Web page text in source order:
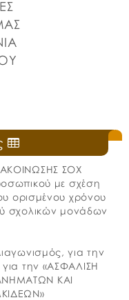
ΣΟΧ
με σχέση
ορισμένου χρόνου
σχολικών μονάδων
για την
την «ΑΣΦΑΛΙΣΗ
ΚΑΙ